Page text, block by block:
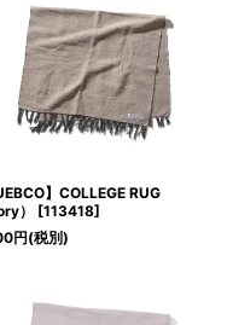
】COLLEGE RUG
） [113418]
円(税別)